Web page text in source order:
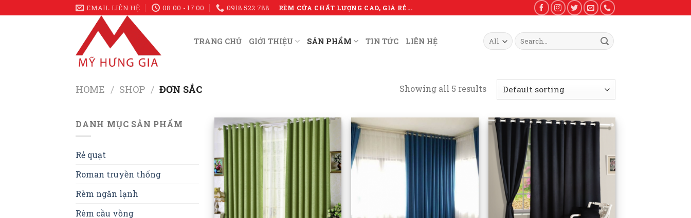
EMAIL LIÊN HỆ 08:00 - 17:00 0918 522 788 RÈM CỬA CHẤT LƯỢNG CAO, GIÁ RẺ...
TRANG CHỦ GIỚI THIỆU SẢN PHẨM TIN TỨC LIÊN HỆ
Search
for:
HOME / SHOP / ĐƠN SẮC Showing all 5 results
DANH MỤC SẢN PHẨM
Rẻ quạt
Roman truyền thống
Rèm ngăn lạnh
Rèm cầu vồng